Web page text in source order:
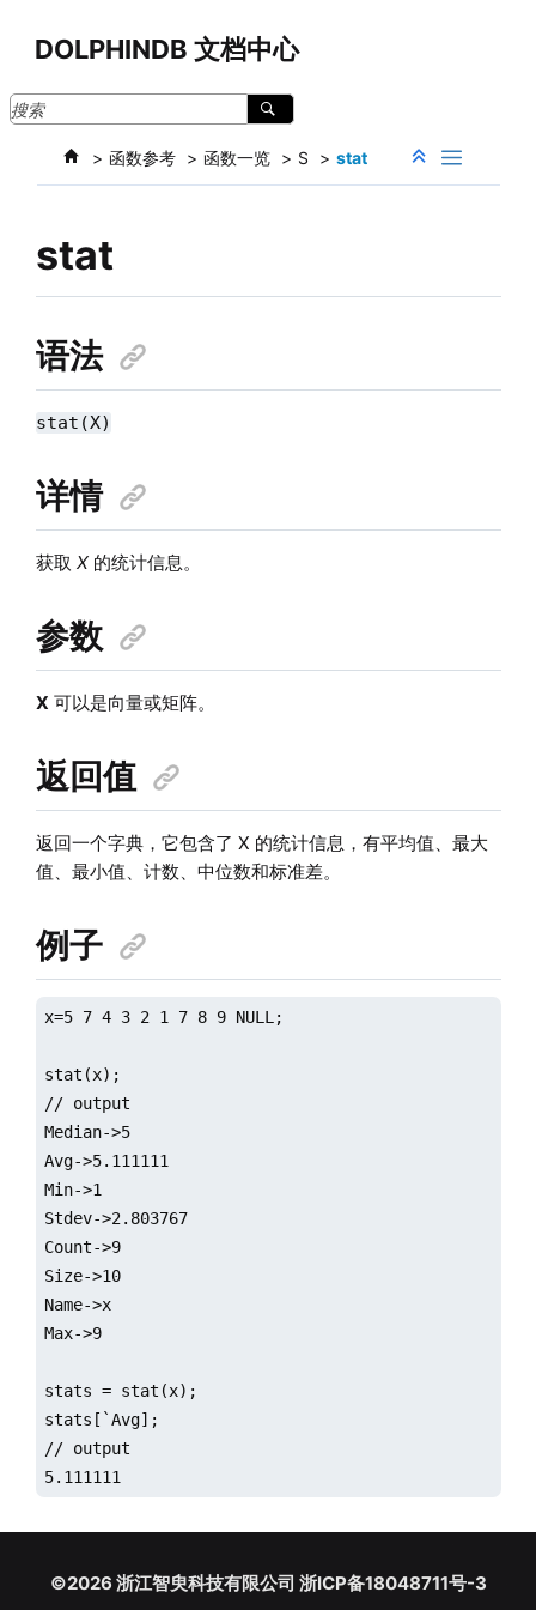
DOLPHINDB 文档中心
函数参考 函数一览 S stat
stat
语法
stat(X)
详情
获取 X的统计信息。
参数
X 可以是向量或矩阵。
返回值
返回一个字典，它包含了 X 的统计信息，有平均值、最大
值、最小值、计数、中位数和标准差。
例子
x=5 7 4 3 2 1 7 8 9 NULL;
stat(x);
// output
Median->5
Avg->5.111111
Min->1
Stdev->2.803767
Count->9
Size->10
Name->x
Max->9
stats = stat(x);
stats[`Avg];
// output
5.111111
©2026 浙江智臾科技有限公司 浙ICP备18048711号-3